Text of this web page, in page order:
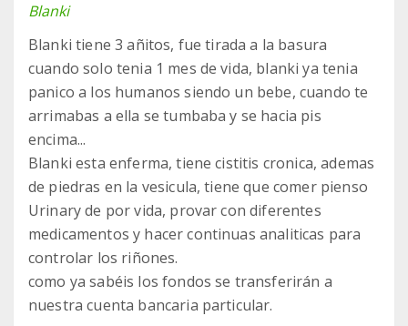
Blanki
Blanki tiene 3 añitos, fue tirada a la basura
cuando solo tenia 1 mes de vida, blanki ya tenia
panico a los humanos siendo un bebe, cuando te
arrimabas a ella se tumbaba y se hacia pis
encima...
Blanki esta enferma, tiene cistitis cronica, ademas
de piedras en la vesicula, tiene que comer pienso
Urinary de por vida, provar con diferentes
medicamentos y hacer continuas analiticas para
controlar los riñones.
como ya sabéis los fondos se transferirán a
nuestra cuenta bancaria particular.